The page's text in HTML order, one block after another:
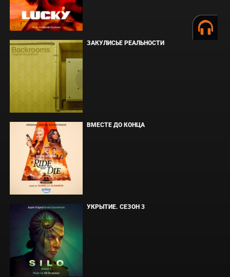
ЗАКУЛИСЬЕ РЕАЛЬНОСТИ
ВМЕСТЕ ДО КОНЦА
УКРЫТИЕ. СЕЗОН 3